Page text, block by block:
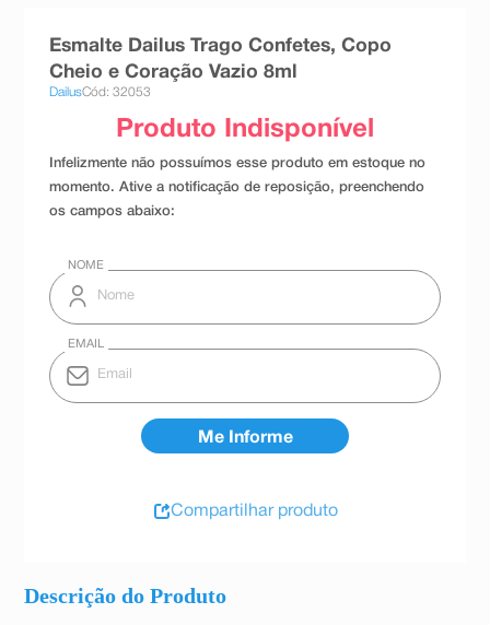
Descrição do Produto
Esmalte Dailus Trago Confetes, Copo
Cheio e Coração Vazio 8ml
DailusCód: 32053
Compartilhar produto
absorvente
10ºshampoo